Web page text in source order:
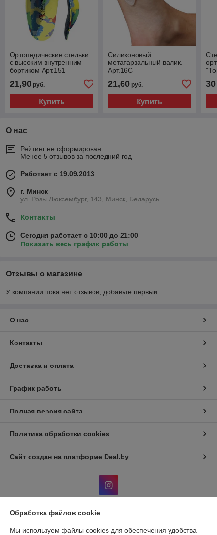
Ортопедические стельки
с высоким внутренним
бортиком Арт.151
21,90 руб.
Купить
Силиконовый
метатарзальный валик.
Арт.16С
21,60руб.
Купить
30
О нас
Рейтинг не сформирован
Менее 5 отзывов за последний год
Работает с 19.09.2013
г. Минск
ул. Розы Люксембург, 143, Минск, Беларусь
Контакты
Сегодня работает с 10:00 до 21:00
Показать весь график работы
Отзывы о магазине
У компании пока нет отзывов, добавьте первый
О нас
Контакты
Доставка и оплата
График работы
Полная версия сайта
Политика обработки cookies
Сайт создан на платформе Deal.by
Обработка файлов cookie
Мы используем файлы cookies для обеспечения удобства